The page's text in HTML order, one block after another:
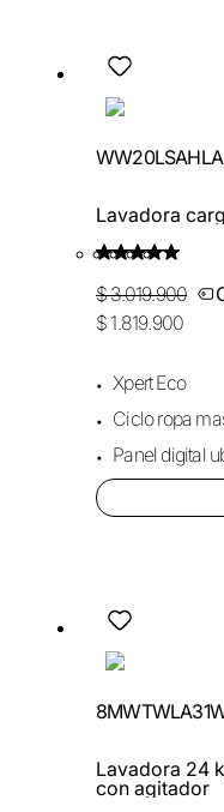
WW20LSAHLA
Lavadora
$ 3.019.900
$ 1.819.900
Xpert Eco
Ciclo ropa
Panel digital
Lavadora 24
con agitador